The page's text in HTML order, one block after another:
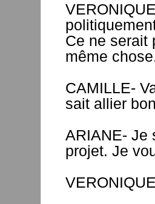
Ce ne serait
même
CAMILLE-
sait allier
ARIANE- Je
projet. Je